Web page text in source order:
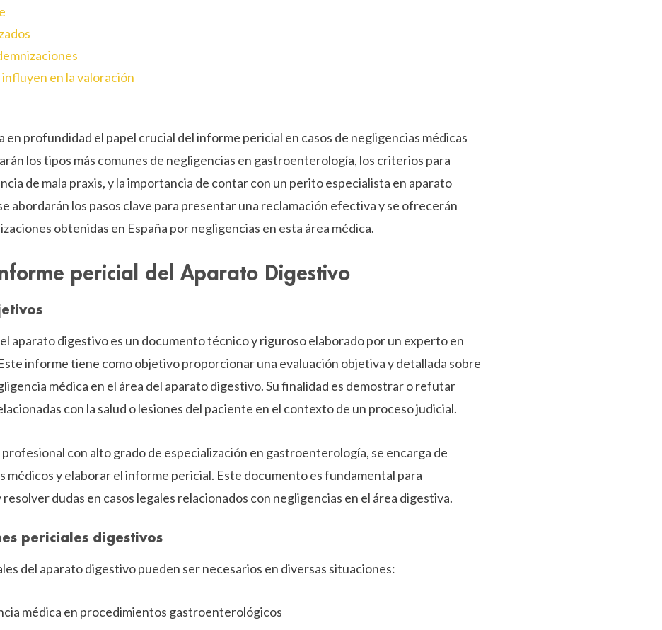
en la valoración
en profundidad el papel crucial del informe pericial en casos de negligencias médicas
los tipos más comunes de negligencias en gastroenterología, los criterios para
de mala praxis, y la importancia de contar con un perito especialista en aparato
abordarán los pasos clave para presentar una reclamación efectiva y se ofrecerán
obtenidas en España por negligencias en esta área médica.
pericial del Aparato Digestivo
aparato digestivo es un documento técnico y riguroso elaborado por un experto en
informe tiene como objetivo proporcionar una evaluación objetiva y detallada sobre
médica en el área del aparato digestivo. Su finalidad es demostrar o refutar
con la salud o lesiones del paciente en el contexto de un proceso judicial.
con alto grado de especialización en gastroenterología, se encarga de
y elaborar el informe pericial. Este documento es fundamental para
dudas en casos legales relacionados con negligencias en el área digestiva.
periciales digestivos
del aparato digestivo pueden ser necesarios en diversas situaciones:
médica en procedimientos gastroenterológicos